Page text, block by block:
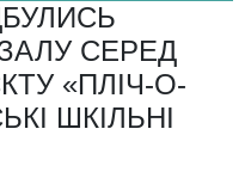
СЕРЕД
«ПЛІЧ-О-
ШКІЛЬНІ